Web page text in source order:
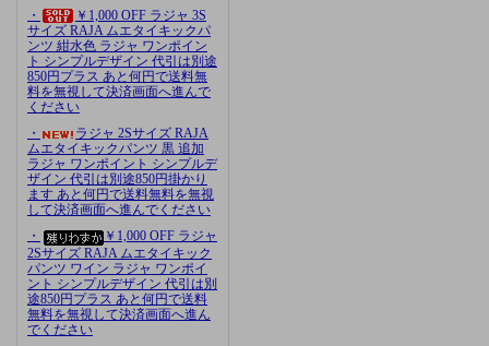
・
￥1,000 OFF ラジャ 3S
サイズ RAJA ムエタイキックパ
ンツ 紺水色 ラジャ ワンポイン
ト シンプルデザイン 代引は別途
850円プラス あと何円で送料無
料を無視して決済画面へ進んで
ください
・
ラジャ 2Sサイズ RAJA
ムエタイキックパンツ 黒 追加
ラジャ ワンポイント シンプルデ
ザイン 代引は別途850円掛かり
ます あと何円で送料無料を無視
して決済画面へ進んでください
・
￥1,000 OFF ラジャ
2Sサイズ RAJA ムエタイキック
パンツ ワイン ラジャ ワンポイ
ント シンプルデザイン 代引は別
途850円プラス あと何円で送料
無料を無視して決済画面へ進ん
でください